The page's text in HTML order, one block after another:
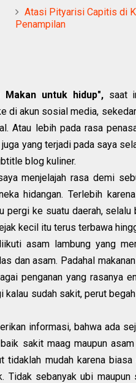
Atasi Pityarisi Capitis di
Penampilan
untuk hidup", saat
di akun sosial media,
Atau lebih pada rasa
yang terjadi pada saya
blog kuliner.
menjelajah rasa demi
hidangan. Terlebih
pergi ke suatu daerah,
kecil itu terus terbawa
asam lambung yang
dan asam. Padahal
penganan yang rasanya
sudah sakit, perut
informasi, bahwa ada
sakit maag maupun
mudah karena
Tidak sebanyak ubi maupun